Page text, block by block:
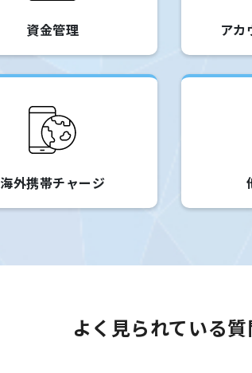
資金管理 アカ
海外携帯チャージ
よく見られている質